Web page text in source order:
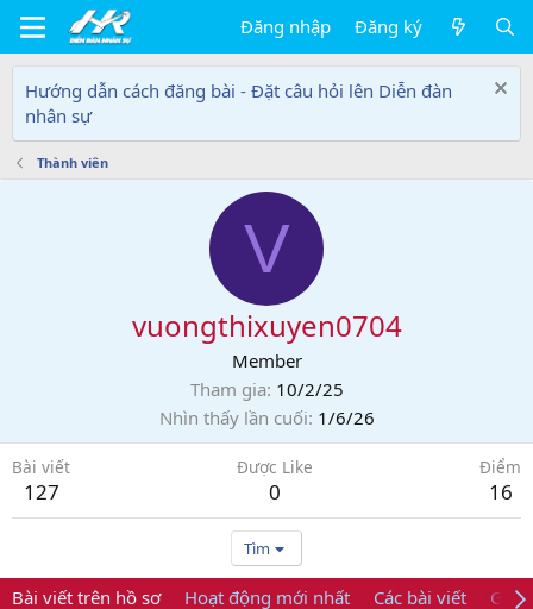
Đăng nhập Đăng ký
Hướng dẫn cách đăng bài - Đặt câu hỏi lên Diễn đàn
nhân sự
Thành viên
V
vuongthixuyen0704
Member
Tham gia 10/2/25
Nhìn thấy lần cuối 1/6/26
Bài viết
127
Được Like
0
Điểm
16
Tìm
Bài viết trên hồ sơ Hoạt động mới nhất Các bài viết Giới